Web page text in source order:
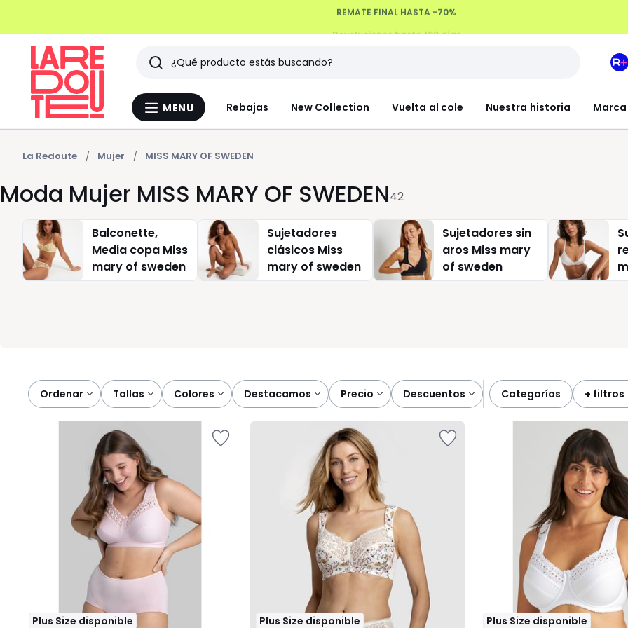
Devoluciones hasta 100 días
Menu
MENU Rebajas New Collection Vuelta al cole Nuestra historia
Buscar
Últimos
artículos
vistos
Mi
La Redoute Mujer MISS MARY OF SWEDEN
Moda Mujer MISS MARY OF SWEDEN42
Balconette,
Media copa Miss
mary of sweden
Sujetadores
clásicos Miss
mary of sweden
Sujetadores sin
aros Miss mary
of sweden
Ordenar
tallas colores destacamos precio descuentos categorías + filtros
Plus Size disponible Plus Size disponible Plus Size disponible